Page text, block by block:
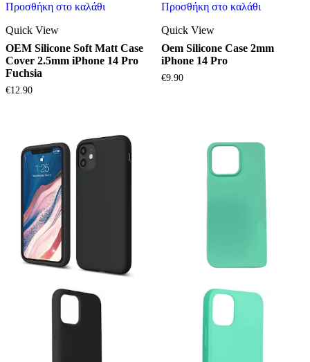
Προσθήκη στο καλάθι
Quick View
OEM Silicone Soft Matt Case
Cover 2.5mm iPhone 14 Pro
Fuchsia
€12.90
Προσθήκη στο καλάθι
Quick View
Oem Silicone Case 2mm
iPhone 14 Pro
€9.90